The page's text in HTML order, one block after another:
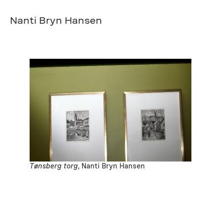
Nanti Bryn Hansen
Tønsberg torg, Nanti Bryn Hansen